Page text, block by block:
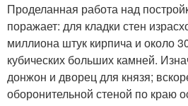
Проделанная работа над
поражает: для кладки стен
миллиона штук кирпича и около
кубических больших камней.
донжон и дворец для князя;
оборонительной стеной по краю